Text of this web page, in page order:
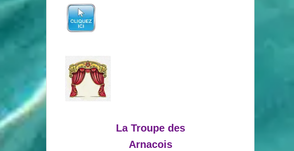
La Troupe des
Arnacois